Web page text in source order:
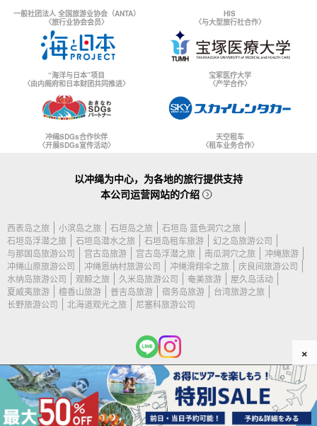
一般社团法人 全国旅游业协会（ANTA）
〈旅行业协会会员〉
HIS
〈与大型旅行社合作〉
“海洋与日本”项目
〈由内阁府和日本财团共同推进〉
宝冢医疗大学
〈产学合作〉
冲绳SDGs合作伙伴
〈开展SDGs宣传活动〉
天空租车
〈租车业务合作〉
以冲绳为中心，为各地的旅行提供支持
本公司运营网站的介绍
西表岛之旅 小滨岛之旅 石垣岛之旅
石垣岛 蓝色洞穴之旅
石垣岛浮潜之旅
石垣岛潜水之旅 石垣岛租车旅游
幻之岛旅游公司
与那国岛旅游公司
宫古岛旅游 宫古岛浮潜之旅 南瓜洞穴之旅
冲绳旅游
冲绳山原旅游公司
冲绳恩纳村旅游公司 冲绳滑翔伞之旅
庆良间旅游公司
水纳岛旅游公司
观鲸之旅 久米岛旅游公司 奄美旅游
屋久岛活动
夏威夷旅游
檀香山旅游 普吉岛旅游 宿务岛旅游
台湾旅游之旅
长野旅游公司
北海道观光之旅 尼塞科旅游公司
(c) 2026 石垣岛旅游公司 保留所有权利。.
×